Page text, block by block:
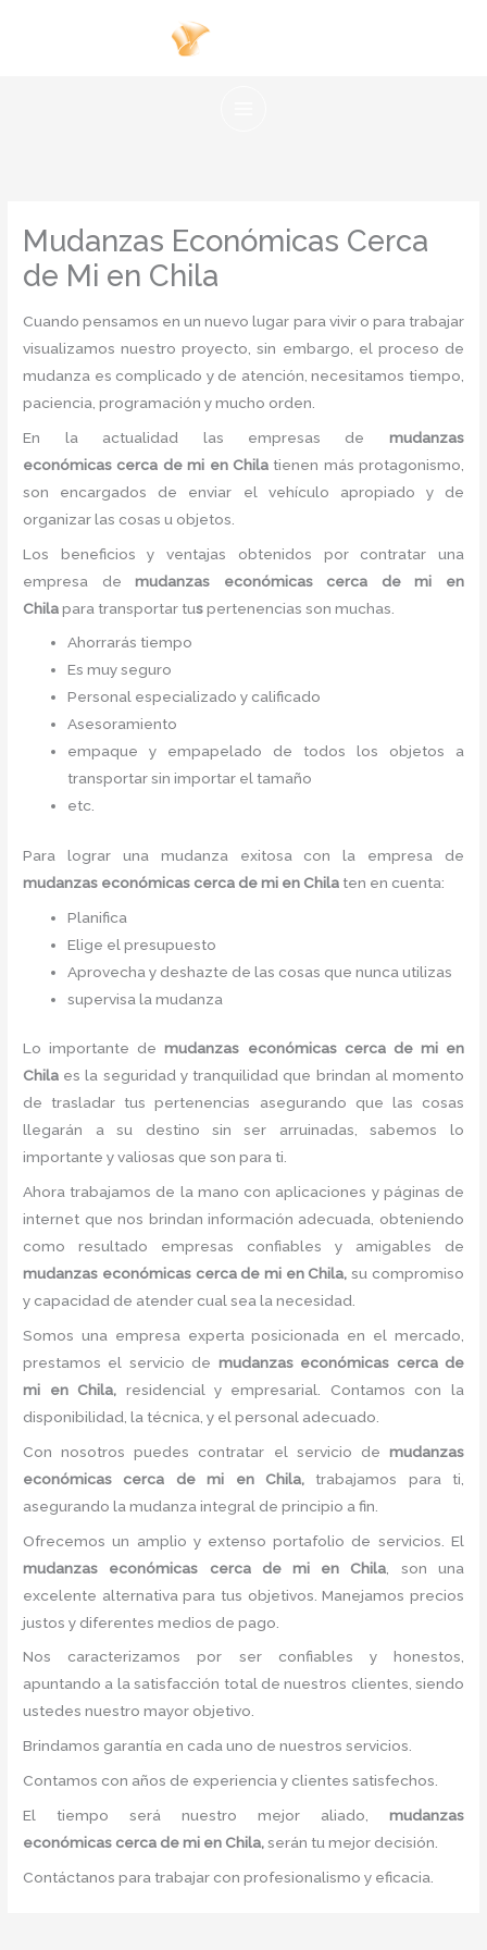
Mudanzas Económicas Cerca
de Mi en Chila
Cuando pensamos en un nuevo lugar para vivir o para trabajar
visualizamos nuestro proyecto, sin embargo, el proceso de
mudanza es complicado y de atención, necesitamos tiempo,
paciencia, programación y mucho orden.
En la actualidad las empresas de mudanzas
económicas cerca de mi en Chila tienen más protagonismo,
son encargados de enviar el vehículo apropiado y de
organizar las cosas u objetos.
Los beneficios y ventajas obtenidos por contratar una
empresa demudanzas económicas cerca de mi en
Chilapara transportar tuspertenencias son muchas.
Ahorrarás tiempo
Es muy seguro
Personal especializado y calificado
Asesoramiento
empaque y empapelado de todos los objetos a
transportar sin importar el tamaño
etc.
Para lograr una mudanza exitosa con la empresa de
mudanzas económicas cerca de mi en Chila ten en cuenta:
Planifica
Elige el presupuesto
Aprovecha y deshazte de las cosas que nunca utilizas
supervisa la mudanza
Lo importante demudanzas económicas cerca de mien
Chila es la seguridad y tranquilidad que brindan al momento
de trasladar tus pertenencias asegurando que las cosas
llegarán a su destino sin ser arruinadas, sabemos lo
importante y valiosas que son para ti.
Ahora trabajamos de la mano con aplicaciones y páginas de
internet que nos brindan información adecuada, obteniendo
como resultado empresas confiables y amigables de
mudanzas económicas cerca de mi en Chila,su compromiso
y capacidad de atender cual sea la necesidad.
Somos una empresa experta posicionada en el mercado,
prestamos el servicio de mudanzas económicas cerca de
mi en Chila, residencial y empresarial. Contamos con la
disponibilidad, la técnica, y el personal adecuado.
Con nosotros puedes contratar el servicio de mudanzas
económicas cerca de mi
en Chila, trabajamos para ti,
asegurando la mudanza integral de principio a fin.
Ofrecemos un amplio y extenso portafolio de servicios. El
mudanzas económicas cerca de mi en Chila , son una
excelente alternativa para tus objetivos. Manejamos precios
justos y diferentes medios de pago.
Nos caracterizamos por ser confiables y honestos,
apuntando a la satisfacción total de nuestros clientes, siendo
ustedes nuestro mayor objetivo.
Brindamos garantía en cada uno de nuestros servicios.
Contamos con años de experiencia y clientes satisfechos.
El tiempo será nuestro mejor aliado, mudanzas
económicas cerca de mi en Chila,serán tu mejor decisión.
Contáctanos para trabajar con profesionalismo y eficacia.